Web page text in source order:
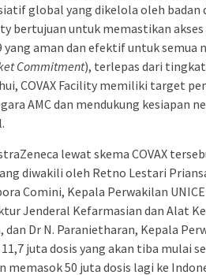
global yang dikelola oleh badan
bertujuan untuk memastikan
aman dan efektif untuk semua
Commitment), terlepas dari tingkat
COVAX Facility memiliki target
AMC dan mendukung kesiapan
lewat skema COVAX
diwakili oleh Retno Lestari
Comini, Kepala Perwakilan
Jenderal Kefarmasian dan Alat
Dr N. Paranietharan, Kepala
juta dosis yang akan tiba mulai
memasok 50 juta dosis lagi ke